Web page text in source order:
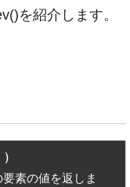
を紹介します。
素の値を返しま